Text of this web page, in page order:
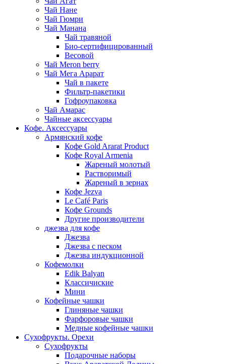
Чай Нане
Чай Гюмри
Чай Манана
Чай травяной
Био-сертифицированный
Весовой
Чай Meron berry
Чай Мега Арарат
Чай в пакете
Фильтр-пакетики
Гофроупаковка
Чай Амарас
Чайные аксессуары
Кофе. Аксессуары
Армянский кофе
Кофе Gold Ararat Product
Кофе Royal Armenia
Жареный молотый
Растворимый
Жареный в зернах
Кофе Jezva
Le Café Paris
Кофе Grounds
Другие производители
джезва для кофе
Джезва
Джезва с песком
Джезва индукционной
Кофемолки
Edik Balyan
Классичиские
Мини
Кофейные чашки
Глиняные чашки
Фарфоровые чашки
Медные кофейные чашки
Сухофрукты. Орехи
Сухофрукты
Подарочные наборы